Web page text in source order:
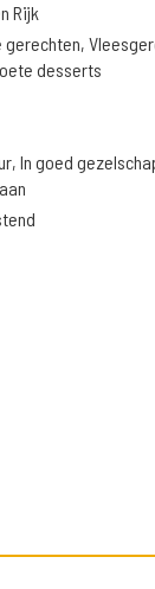
Rijk
gerechten,
desserts
In goed